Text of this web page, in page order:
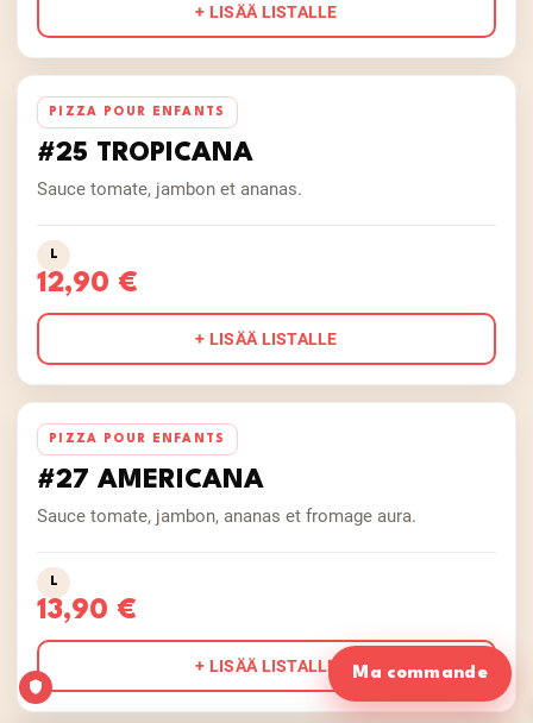
+ LISÄÄ LISTALLE
PIZZA POUR ENFANTS
#25 TROPICANA
Sauce tomate, jambon et ananas.
L
12,90 €
+ LISÄÄ LISTALLE
PIZZA POUR ENFANTS
#27 AMERICANA
Sauce tomate, jambon, ananas et fromage aura.
L
13,90 €
+ LISÄÄ LISTALLE Ma commande